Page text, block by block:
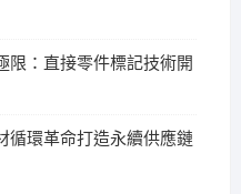
限：直接零件標記技術開
循環革命打造永續供應鏈